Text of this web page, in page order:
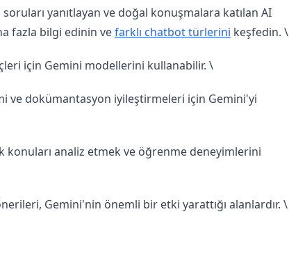
yanıtlayan ve doğal konuşmalara katılan AI
fazla bilgi edinin vefarklı chatbot türlerini keşfedin. \
için Gemini modellerini kullanabilir. \
ve dokümantasyon iyileştirmeleri için Gemini'yi
konuları analiz etmek ve öğrenme deneyimlerini
Gemini'nin önemli bir etki yarattığı alanlardır. \